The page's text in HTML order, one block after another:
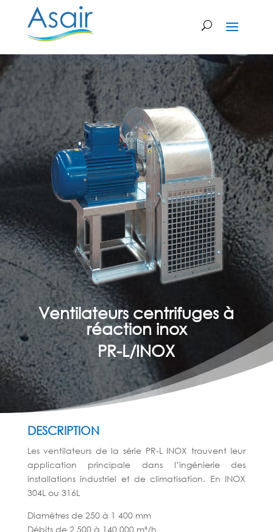
Ventilateurs centrifuges à
réaction inox
PR-L/INOX
DESCRIPTION
Les ventilateurs de la série PR-L INOX trouvent leur
application principale dans l’ingénierie des
installations industriel et de climatisation. En INOX
304L ou 316L
Diamètres de 250 à 1 400 mm
Débits de 2 500 à 140 000 m³/h